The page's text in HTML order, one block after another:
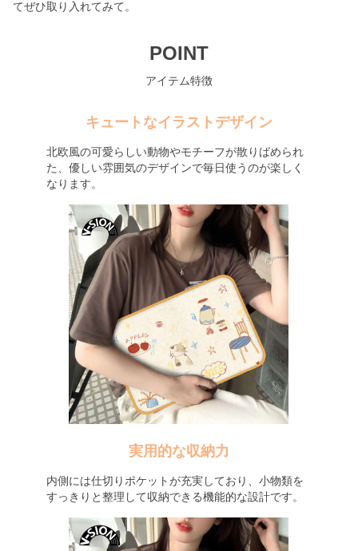
てぜひ取り入れてみて。
POINT
アイテム特徴
キュートなイラストデザイン
北欧風の可愛らしい動物やモチーフが散りばめられ
た、優しい雰囲気のデザインで毎日使うのが楽しく
なります。
実用的な収納力
内側には仕切りポケットが充実しており、小物類を
すっきりと整理して収納できる機能的な設計です。